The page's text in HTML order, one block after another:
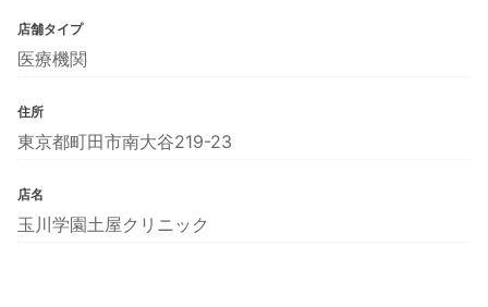
店舗タイプ
医療機関
住所
東京都町田市南大谷219-23
店名
玉川学園土屋クリニック